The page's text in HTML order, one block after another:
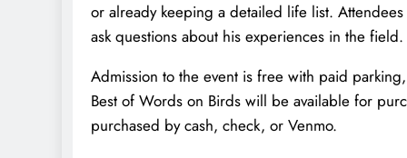
or already keeping a detailed life list.
ask questions about his experiences in the field.
Admission to the event is free with paid
Best of Words on Birds will be available for
purchased by cash, check, or Venmo.